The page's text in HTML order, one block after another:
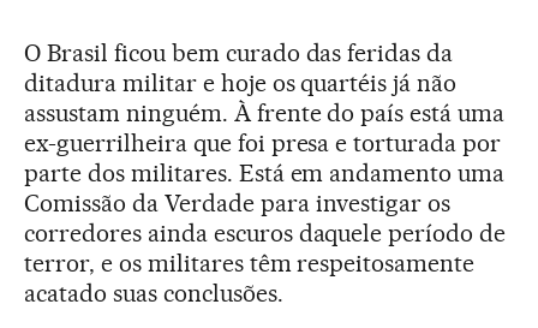
O Brasil ficou bem curado das feridas da
ditadura militar e hoje os quartéis já não
assustam ninguém. À frente do país está uma
ex-guerrilheira que foi presa e torturada por
parte dos militares. Está em andamento uma
Comissão da Verdade para investigar os
corredores ainda escuros daquele período de
terror, e os militares têm respeitosamente
acatado suas conclusões.